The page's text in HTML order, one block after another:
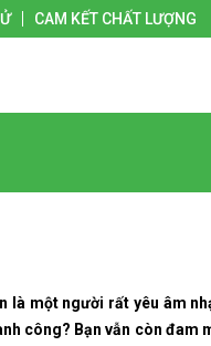
CAM KẾT CHẤT LƯỢNG
là một người rất yêu âm
công? Bạn vẫn còn đam